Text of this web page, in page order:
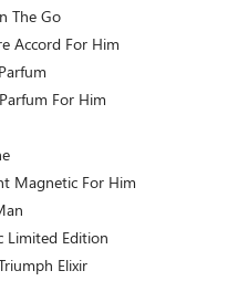
The Go
Accord For Him
For Him
Magnetic For Him
Limited Edition
Elixir